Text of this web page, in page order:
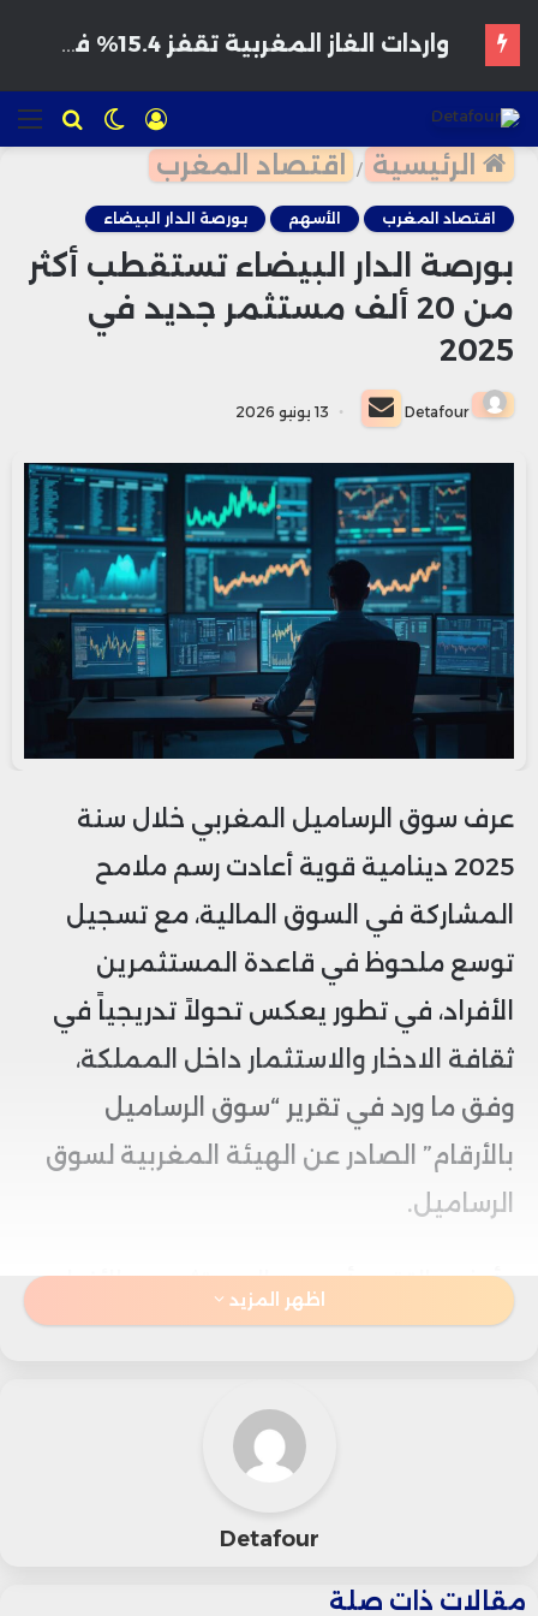
للبحث الوضع
المظلم
تسجيل
الدخول
الرئيسية / اقتصاد المغرب
اقتصاد المغرب الأسهم بورصة الدار البيضاء
بورصة الدار البيضاء تستقطب أكثر
من 20 ألف مستثمر جديد في
2025
Detafour
أرسل
بريدا
إلكترونيا
13 يونيو 2026
عرف سوق الرساميل المغربي خلال سنة
2025 دينامية قوية أعادت رسم ملامح
المشاركة في السوق المالية، مع تسجيل
توسع ملحوظ في قاعدة المستثمرين
الأفراد، في تطور يعكس تحولاً تدريجياً في
ثقافة الادخار والاستثمار داخل المملكة،
وفق ما ورد في تقرير “سوق الرساميل
بالأرقام” الصادر عن الهيئة المغربية لسوق
الرساميل.
وأوضح التقرير أن عدد المستثمرين الأفراد
النشطين لدى شركات البورصة ارتفع بشكل
168 في المائة خلال عام واحد فقط، ما جعل
اظهر المزيد
Detafour
مقالات ذات صلة